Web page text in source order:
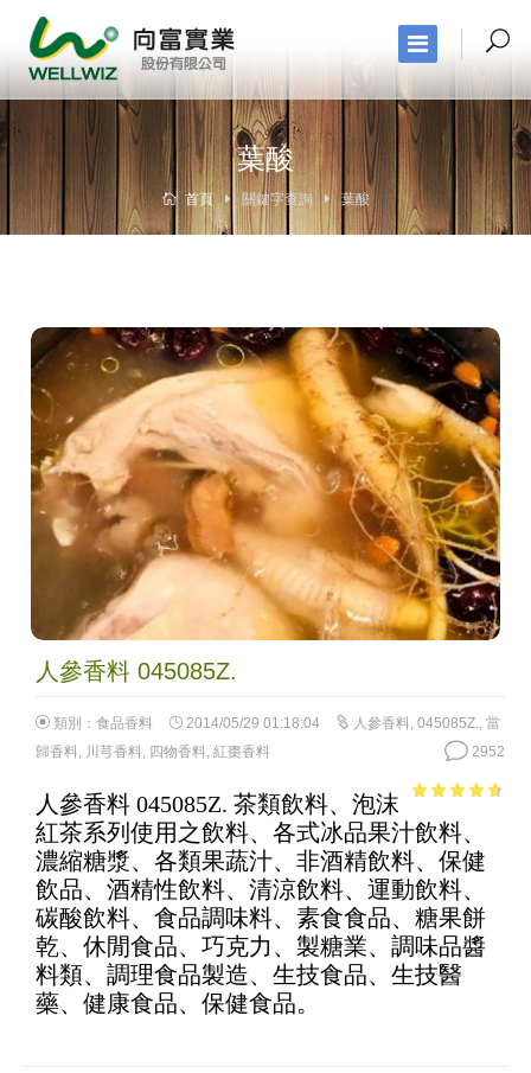
葉酸
首頁 關鍵字查詢 葉酸
人參香料 045085Z.
類別： 食品香料 2014/05/29 01:18:04 人參香料, 045085Z., 當
歸香料, 川芎香料, 四物香料, 紅棗香料 2952
5
人參香料 045085Z. 茶類飲料、泡沫
紅茶系列使用之飲料、各式冰品果汁飲料、
濃縮糖漿、各類果蔬汁、非酒精飲料、保健
飲品、酒精性飲料、清涼飲料、運動飲料、
碳酸飲料、食品調味料、素食食品、糖果餅
乾、休閒食品、巧克力、製糖業、調味品醬
料類、調理食品製造、生技食品、生技醫
藥、健康食品、保健食品。